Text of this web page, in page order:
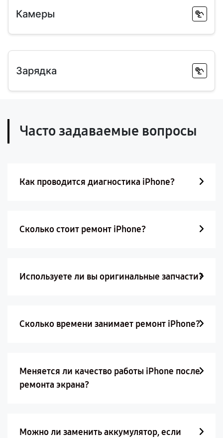
Камеры
Зарядка
Часто задаваемые вопросы
Как проводится диагностика iPhone?
Сколько стоит ремонт iPhone?
Используете ли вы оригинальные запчасти?
Сколько времени занимает ремонт iPhone?
Меняется ли качество работы iPhone после
ремонта экрана?
Можно ли заменить аккумулятор, если